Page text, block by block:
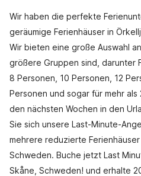
Wir haben die perfekte
geräumige Ferienhäuser in
Wir bieten eine große Auswahl
größere Gruppen sind, darunter
8 Personen, 10 Personen, 12
Personen und sogar für mehr als
den nächsten Wochen in den
Sie sich unsere Last-Minute-
mehrere reduzierte Ferienhäuser
Schweden. Buche jetzt Last
Skåne, Schweden! und erhalte